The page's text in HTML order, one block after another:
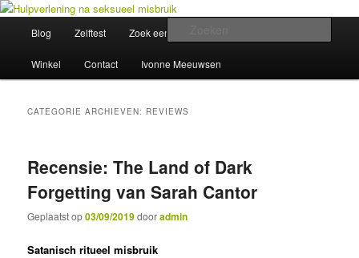
Spring
primaire
inhoud
Spring
secundaire
inhoudHulpverlening na seksueel misbruik
Wegwijzer in Traumaland
Blog Zelftest Zoek een hulpverlener
Winkel Contact Ivonne Meeuwsen
CATEGORIE ARCHIEVEN: REVIEWS
Recensie: The Land of Dark
Forgetting van Sarah Cantor
Geplaatst op03/09/2019dooradmin
Satanisch ritueel misbruik